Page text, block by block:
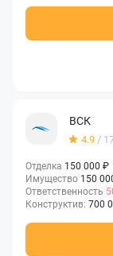
ВСК
4.9 /
Отделка 150 000 ₽
Имущество 150
Ответственность
Конструктив: 700